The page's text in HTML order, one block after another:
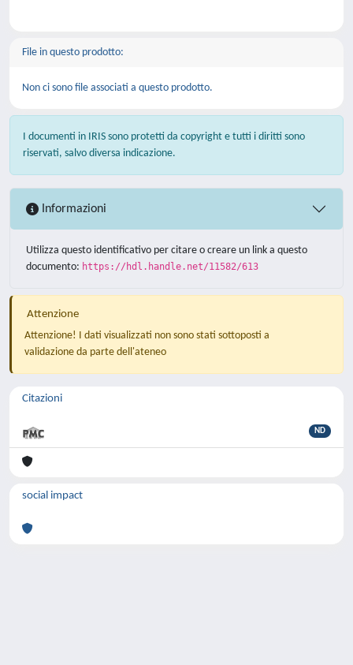
File in questo prodotto:
Non ci sono file associati a questo prodotto.
I documenti in IRIS sono protetti da copyright e tutti i diritti sono
riservati, salvo diversa indicazione.
Informazioni
Utilizza questo identificativo per citare o creare un link a questo
documento: https://hdl.handle.net/11582/613
Attenzione
Attenzione! I dati visualizzati non sono stati sottoposti a
validazione da parte dell'ateneo
Citazioni
ND
social impact